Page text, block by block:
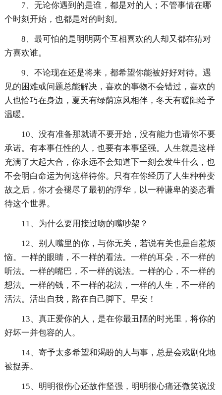
7、无论你遇到的是谁，都是对的人；不管事情在哪
个时刻开始，也都是对的时刻。
8、最可怕的是明明两个互相喜欢的人却又都在猜对
方喜欢谁。
9、不论现在还是将来，都希望你能被好好对待。遇
见的困难或问题总能解决，喜欢的事物不会错过，喜欢的
人也恰巧在身边，夏天有绿荫凉风相伴，冬天有暖阳给予
温暖。
10、没有准备那就请不要开始，没有能力也请你不要
承诺。有本事任性的人，也要有本事坚强。人生就是这样
充满了大起大合，你永远不会知道下一刻会发生什么，也
不会明白命运为何这样待你。只有在你经历了人生种种变
故之后，你才会褪尽了最初的浮华，以一种谦卑的姿态看
待这个世界。
11、为什么要用接过吻的嘴吵架？
12、别人嘴里的你，与你无关，若说有关也是自惹烦
恼。一样的眼睛，不一样的看法。一样的耳朵，不一样的
听法。一样的嘴巴，不一样的说法。一样的心，不一样的
想法。一样的钱，不一样的花法，一样的人生，不一样的
活法。活出自我，路在自己脚下。早安！
13、真正爱你的人，是在你最丑陋的时光里，将你的
好坏一并包容的人。
14、寄予太多希望和渴盼的人与事，总是会戏剧化地
被捉弄。
15、明明很伤心还故作坚强，明明很心痛还微笑说没